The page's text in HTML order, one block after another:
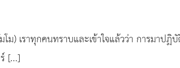
เราทุกคนทราบและเข้าใจแล้วว่า การมาปฏิ
[...]